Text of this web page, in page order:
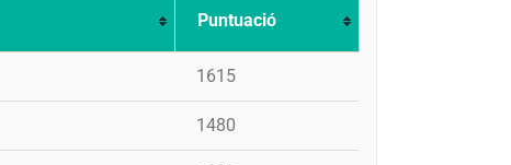
Puntuació
1615
1480